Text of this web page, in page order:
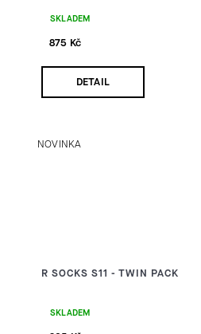
SKLADEM
875 Kč
DETAIL
NOVINKA
R SOCKS S11 - TWIN PACK
SKLADEM